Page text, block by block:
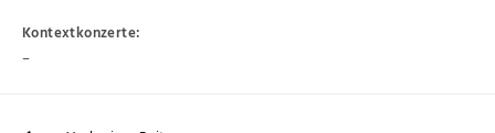
Kontextkonzerte:
–